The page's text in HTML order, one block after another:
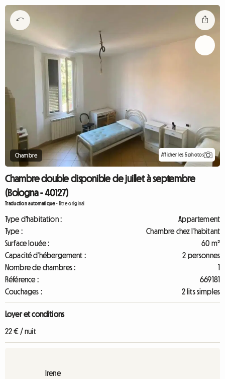
Chambre Afficher les 5 photos
Chambre double disponible de juillet à septembre
(Bologna - 40127)
Traduction automatique-Titre original
Type d'habitation :
Appartement
Type :
Chambre chez l'habitant
Surface louée :
60 m²
Capacité d'hébergement :
2 personnes
Nombre de chambres :
1
Référence :
669181
Couchages :
2 lits simples
Loyer et conditions
22 € / nuit
Irene